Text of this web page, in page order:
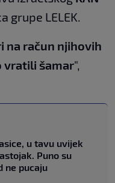
grupe LELEK.
na račun njihovih
vratili šamar",
u tavu uvijek
Puno su
ne pucaju